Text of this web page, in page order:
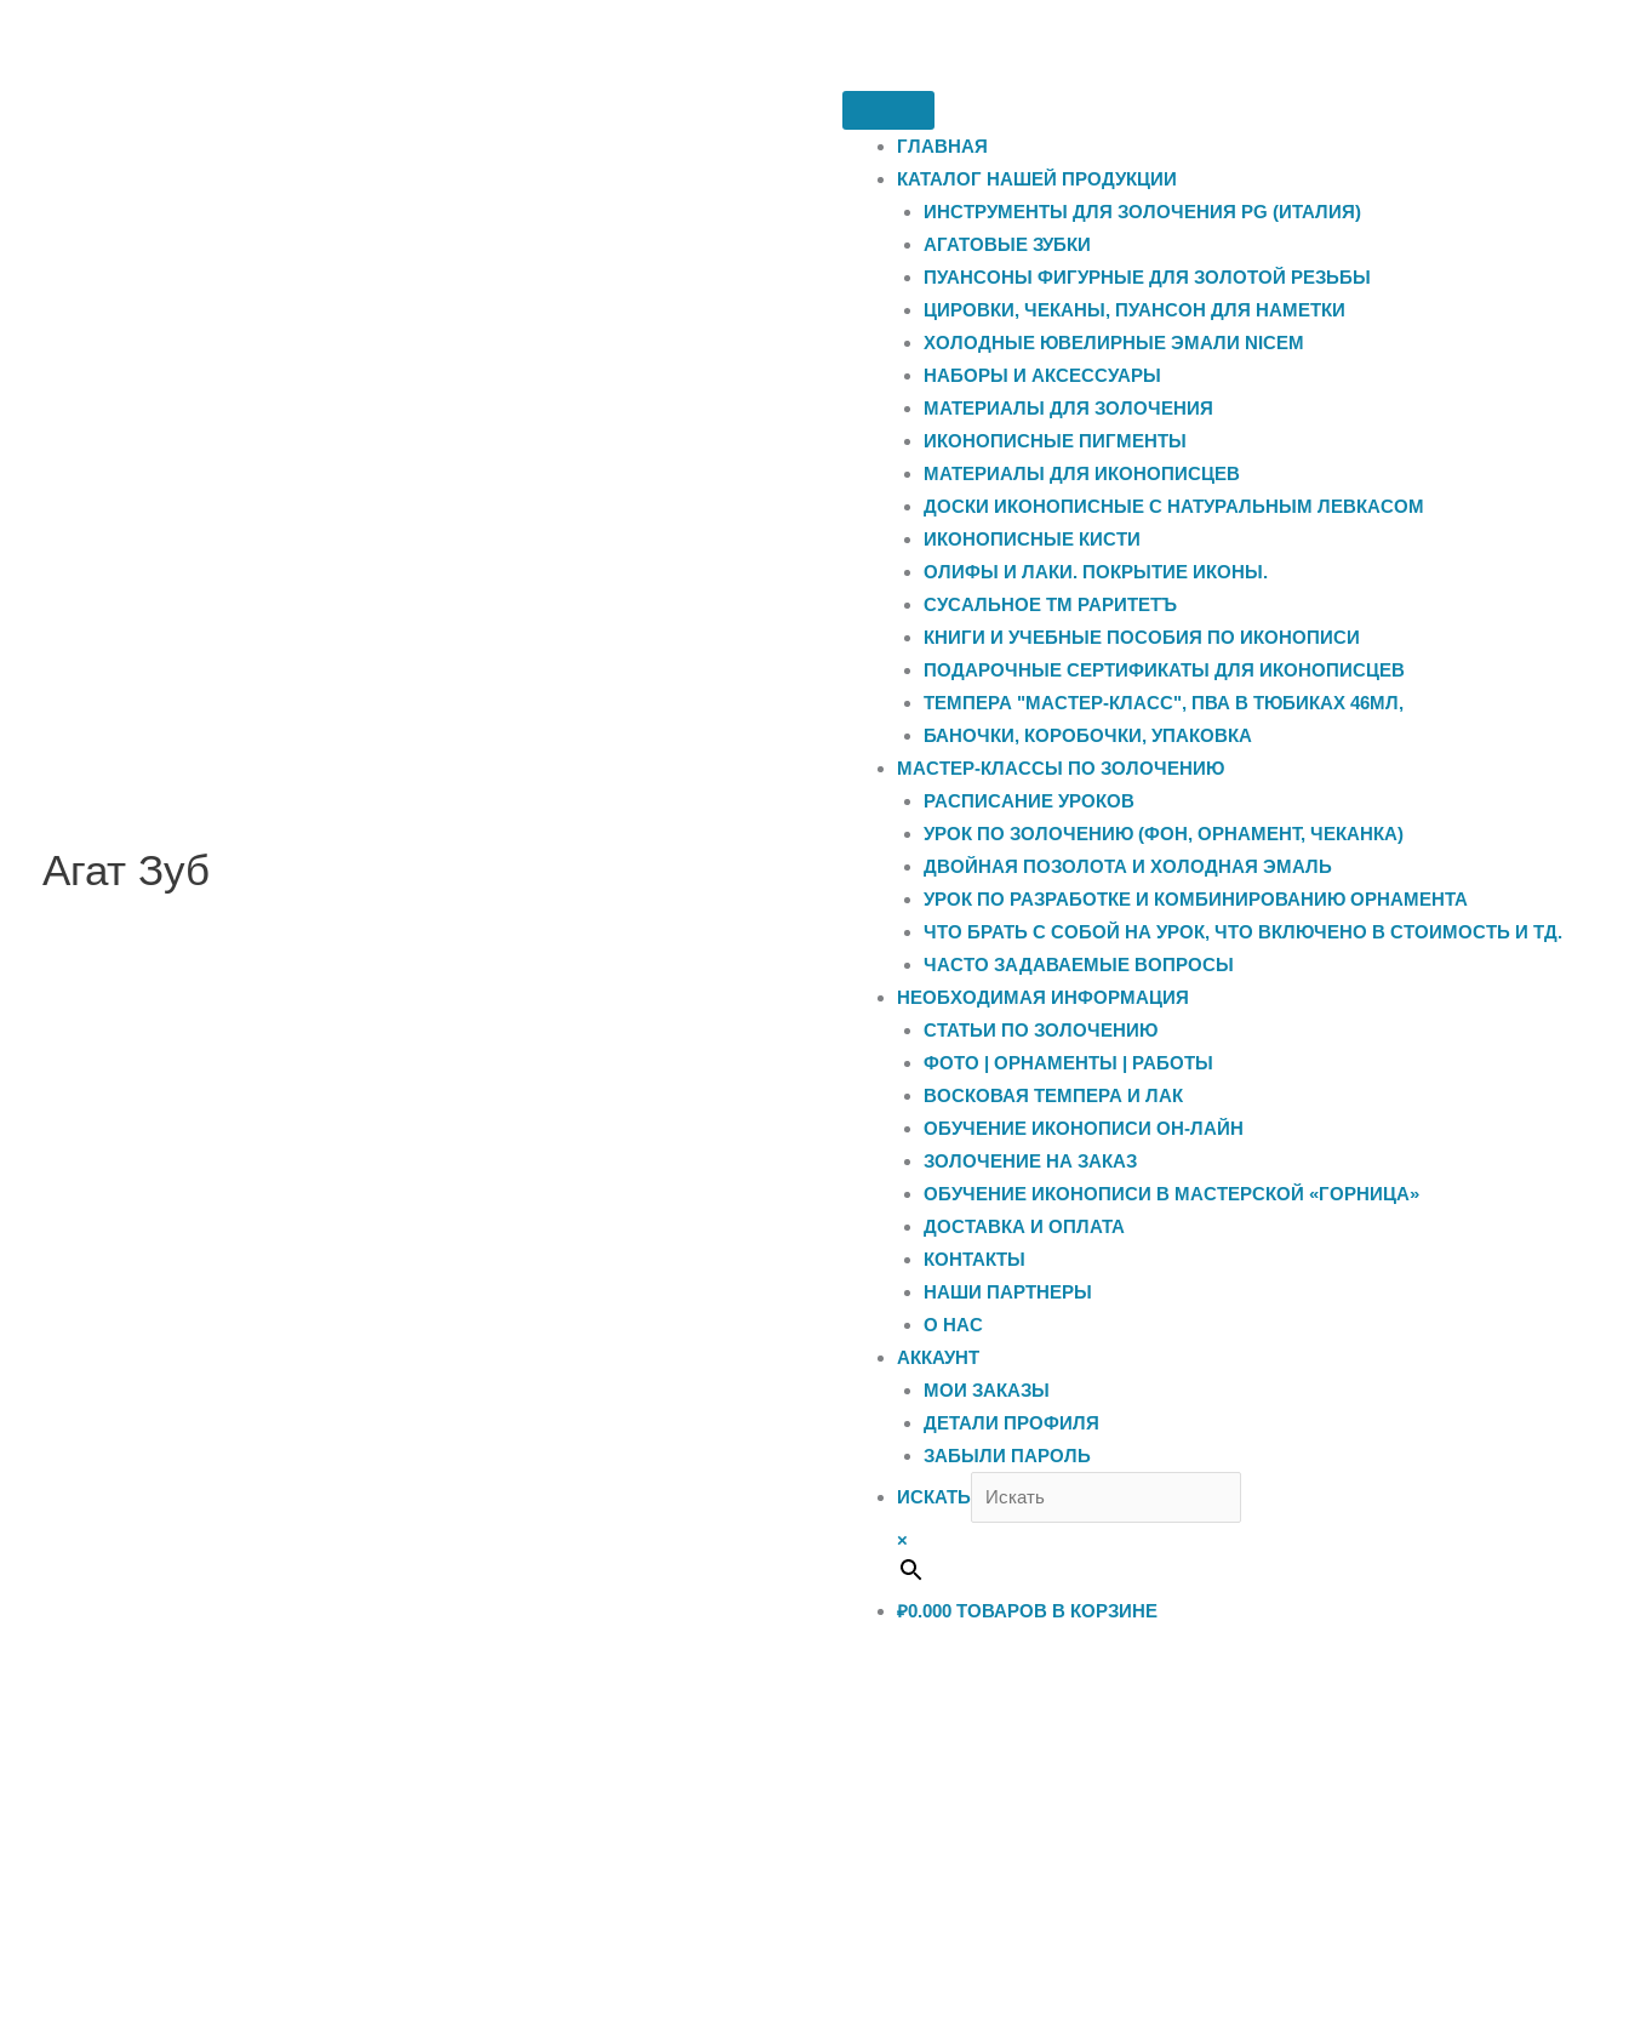
Агат Зуб
ГЛАВНАЯ
КАТАЛОГ НАШЕЙ ПРОДУКЦИИ
ИНСТРУМЕНТЫ ДЛЯ ЗОЛОЧЕНИЯ PG (ИТАЛИЯ)
АГАТОВЫЕ ЗУБКИ
ПУАНСОНЫ ФИГУРНЫЕ ДЛЯ ЗОЛОТОЙ РЕЗЬБЫ
ЦИРОВКИ, ЧЕКАНЫ, ПУАНСОН ДЛЯ НАМЕТКИ
ХОЛОДНЫЕ ЮВЕЛИРНЫЕ ЭМАЛИ NICEM
НАБОРЫ И АКСЕССУАРЫ
МАТЕРИАЛЫ ДЛЯ ЗОЛОЧЕНИЯ
ИКОНОПИСНЫЕ ПИГМЕНТЫ
МАТЕРИАЛЫ ДЛЯ ИКОНОПИСЦЕВ
ДОСКИ ИКОНОПИСНЫЕ С НАТУРАЛЬНЫМ ЛЕВКАСОМ
ИКОНОПИСНЫЕ КИСТИ
ОЛИФЫ И ЛАКИ. ПОКРЫТИЕ ИКОНЫ.
СУСАЛЬНОЕ ТМ РАРИТЕТЪ
КНИГИ И УЧЕБНЫЕ ПОСОБИЯ ПО ИКОНОПИСИ
ПОДАРОЧНЫЕ СЕРТИФИКАТЫ ДЛЯ ИКОНОПИСЦЕВ
ТЕМПЕРА "МАСТЕР-КЛАСС", ПВА В ТЮБИКАХ 46МЛ,
БАНОЧКИ, КОРОБОЧКИ, УПАКОВКА
МАСТЕР-КЛАССЫ ПО ЗОЛОЧЕНИЮ
РАСПИСАНИЕ УРОКОВ
УРОК ПО ЗОЛОЧЕНИЮ (ФОН, ОРНАМЕНТ, ЧЕКАНКА)
ДВОЙНАЯ ПОЗОЛОТА И ХОЛОДНАЯ ЭМАЛЬ
УРОК ПО РАЗРАБОТКЕ И КОМБИНИРОВАНИЮ ОРНАМЕНТА
ЧТО БРАТЬ С СОБОЙ НА УРОК, ЧТО ВКЛЮЧЕНО В СТОИМОСТЬ И ТД.
ЧАСТО ЗАДАВАЕМЫЕ ВОПРОСЫ
НЕОБХОДИМАЯ ИНФОРМАЦИЯ
СТАТЬИ ПО ЗОЛОЧЕНИЮ
ФОТО | ОРНАМЕНТЫ | РАБОТЫ
ВОСКОВАЯ ТЕМПЕРА И ЛАК
ОБУЧЕНИЕ ИКОНОПИСИ ОН-ЛАЙН
ЗОЛОЧЕНИЕ НА ЗАКАЗ
ОБУЧЕНИЕ ИКОНОПИСИ В МАСТЕРСКОЙ «ГОРНИЦА»
ДОСТАВКА И ОПЛАТА
КОНТАКТЫ
НАШИ ПАРТНЕРЫ
О НАС
АККАУНТ
МОИ ЗАКАЗЫ
ДЕТАЛИ ПРОФИЛЯ
ЗАБЫЛИ ПАРОЛЬ
ИСКАТЬ
×
₽0.000ТОВАРОВ В КОРЗИНЕ